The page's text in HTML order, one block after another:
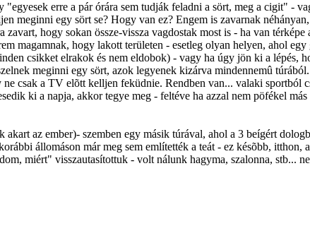
erre a pár órára sem tudják feladni a sört, meg a cigit" -
meginni egy sört se? Hogy van ez? Engem is zavarnak
hogy sokan össze-vissza vagdostak most is - ha van
magamnak, hogy lakott területen - esetleg olyan helyen, ahol
csikket elrakok és nem eldobok) - vagy ha úgy jön ki a lépés,
meginni egy sört, azok legyenek kizárva mindennemû
csak a TV elõtt kelljen feküdnie. Rendben van... valaki sportból
ki a napja, akkor tegye meg - feltéve ha azzal nem pöfékel
az ember)- szemben egy másik túrával, ahol a 3 beígért
állomáson már meg sem említették a teát - ez késõbb, itthon,
miért" visszautasítottuk - volt nálunk hagyma, szalonna, stb...